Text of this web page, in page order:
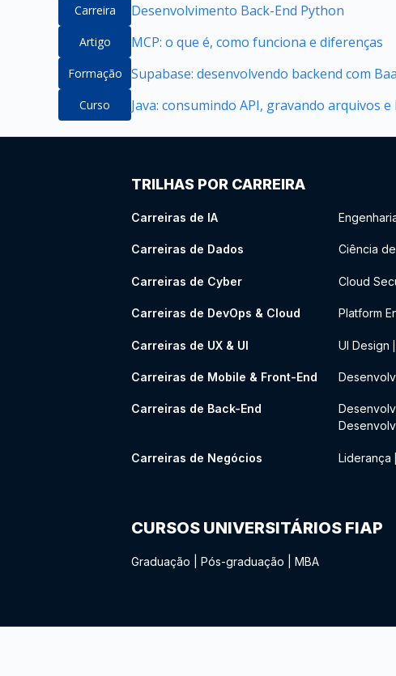
Carreira Desenvolvimento Back-End Python
Artigo MCP: o que é, como funciona e diferenças
Formação Supabase: desenvolvendo backend com
Curso Java: consumindo API, gravando arquivos
TRILHAS POR CARREIRA
Carreiras de IA
Carreiras de Dados Ciência
Carreiras de Cyber Cloud
Carreiras de DevOps & Cloud Platform
Carreiras de UX & UI UI Design
Carreiras de Mobile & Front-End
Carreiras de Back-End
Carreiras de Negócios Liderança
CURSOS UNIVERSITÁRIOS FIAP
Graduação Pós-graduação MBA